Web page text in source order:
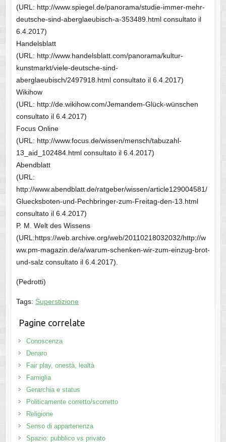
(URL: http://www.spiegel.de/panorama/studie-immer-mehr-
deutsche-sind-aberglaeubisch-a-353489.html consultato il
6.4.2017)
Handelsblatt
(URL: http://www.handelsblatt.com/panorama/kultur-
kunstmarkt/viele-deutsche-sind-
aberglaeubisch/2497918.html consultato il 6.4.2017)
Wikihow
(URL: http://de.wikihow.com/Jemandem-Glück-wünschen
consultato il 6.4.2017)
Focus Online
(URL: http://www.focus.de/wissen/mensch/tabuzahl-
13_aid_102484.html consultato il 6.4.2017)
Abendblatt
(URL:
http://www.abendblatt.de/ratgeber/wissen/article129004581/
Gluecksboten-und-Pechbringer-zum-Freitag-den-13.html
consultato il 6.4.2017)
P. M. Welt des Wissens
(URL:https://web.archive.org/web/20110218032032/http://w
ww.pm-magazin.de/a/warum-schenken-wir-zum-einzug-brot-
und-salz consultato il 6.4.2017).
(Pedrotti)
Tags: Superstizione
Pagine correlate
Conoscenza
Denaro
Fair play, onestà, lealtà
Famiglia
Gerarchia e status
Politicamente corretto/scorretto
Religione
Senso di appartenenza
Spazio: pubblico vs privato